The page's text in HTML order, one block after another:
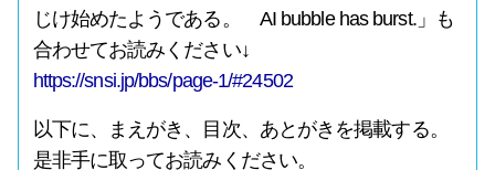
じけ始めたようである。 AI bubble has burst.」も
合わせてお読みください↓
https://snsi.jp/bbs/page-1/#24502
以下に、まえがき、目次、あとがきを掲載する。
是非手に取ってお読みください。